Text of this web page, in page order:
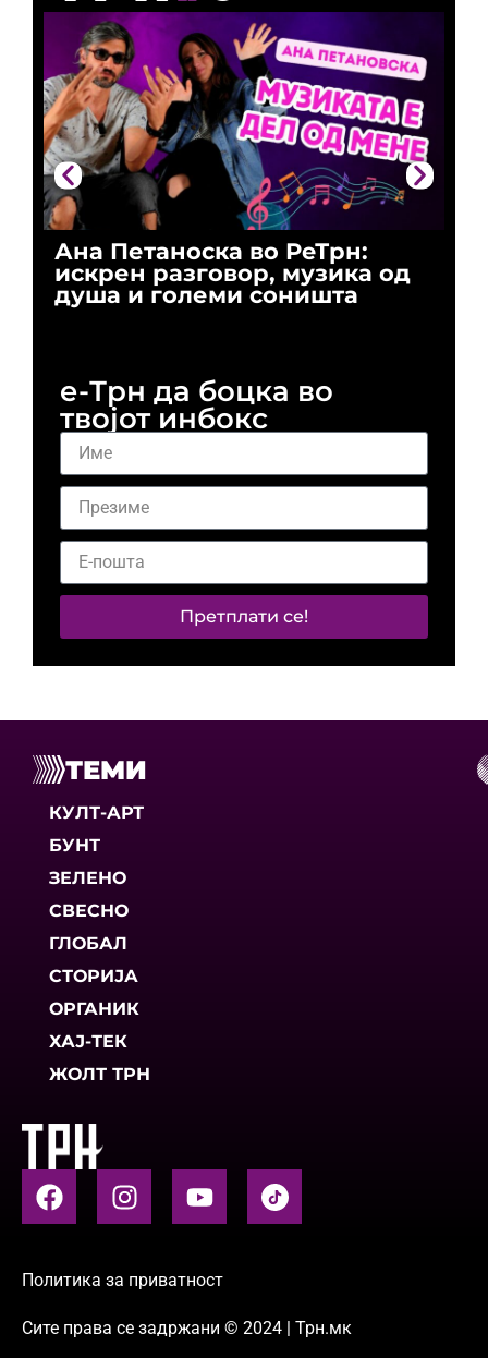
Ана Петаноска во РеТрн:
искрен разговор, музика од
душа и големи соништа
е-Трн да боцка во
твојот инбокс
Претплати се!
ТЕМИ
КУЛТ-АРТ
БУНТ
ЗЕЛЕНО
СВЕСНО
ГЛОБАЛ
СТОРИЈА
ОРГАНИК
ХАЈ-ТЕК
ЖОЛТ ТРН
Политика за приватност
Сите права се задржани © 2024 | Трн.мк